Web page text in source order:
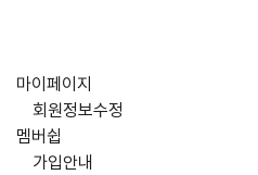
마이페이지
회원정보수정
멤버쉽
가입안내